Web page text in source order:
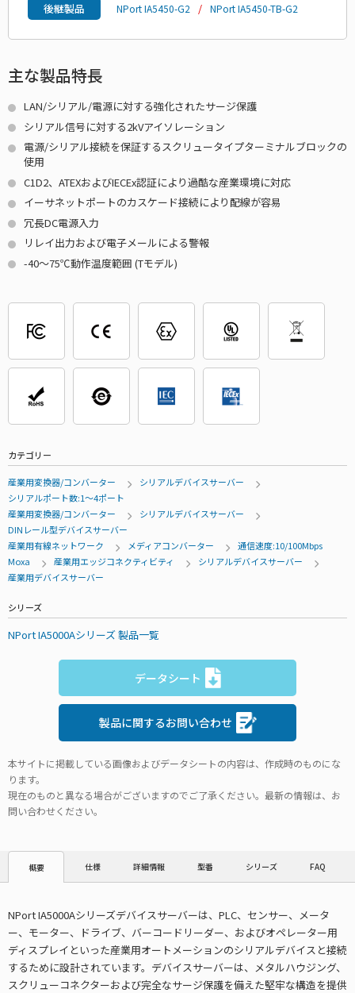
後継製品 NPort IA5450-G2 NPort IA5450-TB-G2
主な製品特長
LAN/シリアル/電源に対する強化されたサージ保護
シリアル信号に対する2kVアイソレーション
電源/シリアル接続を保証するスクリュータイプターミナルブロックの
使用
C1D2、ATEXおよびIECEx認証により過酷な産業環境に対応
イーサネットポートのカスケード接続により配線が容易
冗長DC電源入力
リレイ出力および電子メールによる警報
-40～75℃動作温度範囲 (Tモデル)
カテゴリー
産業用変換器/コンバーター
シリアルデバイスサーバー
シリアルポート数:1～4ポート
産業用変換器/コンバーター
シリアルデバイスサーバー
DINレール型デバイスサーバー
産業用有線ネットワーク
メディアコンバーター
通信速度:10/100Mbps
Moxa
産業用エッジコネクティビティ
シリアルデバイスサーバー
産業用デバイスサーバー
シリーズ
NPort IA5000Aシリーズ 製品一覧
データシート
製品に関するお問い合わせ
本サイトに掲載している画像およびデータシートの内容は、作成時のものにな
ります。
現在のものと異なる場合がございますのでご了承ください。最新の情報は、お
問い合わせください。
概要 仕様 詳細情報 型番 シリーズ FAQ
NPort IA5000Aシリーズデバイスサーバーは、PLC、センサー、メータ
ー、モーター、ドライブ、バーコードリーダー、およびオペレーター用
ディスプレイといった産業用オートメーションのシリアルデバイスと接続
するために設計されています。デバイスサーバーは、メタルハウジング、
スクリューコネクターおよび完全なサージ保護を備えた堅牢な構造を提供